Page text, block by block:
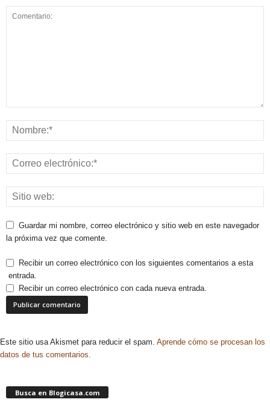
Guardar mi nombre, correo electrónico y sitio web en este navegador
la próxima vez que comente.
Recibir un correo electrónico con los siguientes comentarios a esta
entrada.
Recibir un correo electrónico con cada nueva entrada.
Este sitio usa Akismet para reducir el spam. Aprende cómo se procesan los
datos de tus comentarios.
Busca en Blogicasa.com